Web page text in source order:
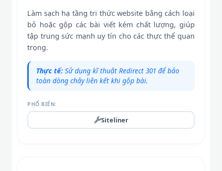
Làm sạch hạ tầng tri thức website bằng cách loại
bỏ hoặc gộp các bài viết kém chất lượng, giúp
tập trung sức mạnh uy tín cho các thực thể quan
trọng.
Thực tế: Sử dụng kĩ thuật Redirect 301 để bảo
toàn dòng chảy liên kết khi gộp bài.
PHỔ BIẾN:
Siteliner